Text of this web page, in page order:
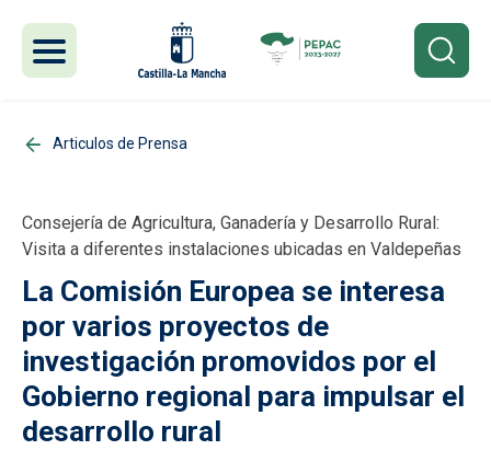
Articulos de Prensa
Consejería de Agricultura, Ganadería y Desarrollo Rural:
Visita a diferentes instalaciones ubicadas en Valdepeñas
La Comisión Europea se interesa
por varios proyectos de
investigación promovidos por el
Gobierno regional para impulsar el
desarrollo rural